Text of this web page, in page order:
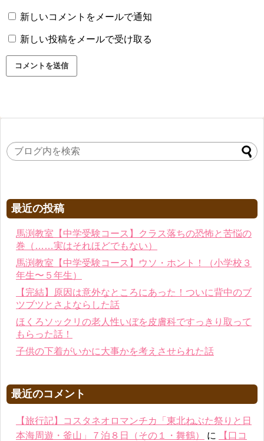
新しいコメントをメールで通知
新しい投稿をメールで受け取る
最近の投稿
馬渕教室【中学受験コース】クラス落ちの恐怖と苦悩の
巻（……実はそれほどでもない）
馬渕教室【中学受験コース】ウソ・ホント！（小学校３
年生〜５年生）
【完結】原因は意外なところにあった！ついに背中のブ
ツブツとさよならした話
ほくろソックリの老人性いぼを皮膚科ですっきり取って
もらった話！
子供の下着がいかに大事かを考えさせられた話
最近のコメント
【旅行記】コスタネオロマンチカ「東北ねぶた祭りと日
本海周遊・釜山」７泊８日（その１・舞鶴）
に
【口コ